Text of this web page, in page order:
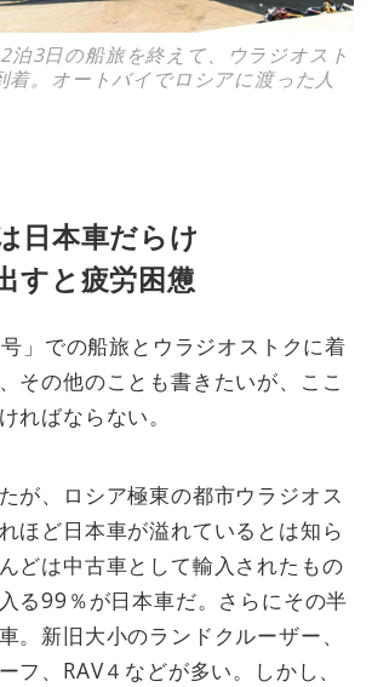
泊3日の船旅を終えて、ウラジオスト
着。オートバイでロシアに渡った人
日本車だらけ
すと疲労困憊
」での船旅とウラジオストクに着
その他のことも書きたいが、ここ
ればならない。
が、ロシア極東の都市ウラジオス
ほど日本車が溢れているとは知ら
どは中古車として輸入されたもの
る99％が日本車だ。さらにその半
。新旧大小のランドクルーザー、
フ、RAV４などが多い。しかし、